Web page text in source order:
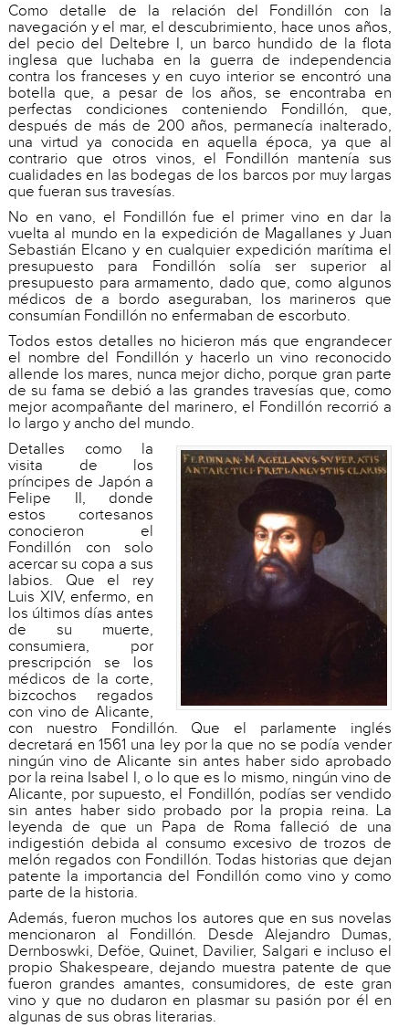
Como detalle de la relación del Fondillón con la
navegación y el mar, el descubrimiento, hace unos años,
del pecio del Deltebre I, un barco hundido de la flota
inglesa que luchaba en la guerra de independencia
contra los franceses y en cuyo interior se encontró una
botella que, a pesar de los años, se encontraba en
perfectas condiciones conteniendo Fondillón, que,
después de más de 200 años, permanecía inalterado,
una virtud ya conocida en aquella época, ya que al
contrario que otros vinos, el Fondillón mantenía sus
cualidades en las bodegas de los barcos por muy largas
que fueran sus travesías.
No en vano, el Fondillón fue el primer vino en dar la
vuelta al mundo en la expedición de Magallanes y Juan
Sebastián Elcano y en cualquier expedición marítima el
presupuesto para Fondillón solía ser superior al
presupuesto para armamento, dado que, como algunos
médicos de a bordo aseguraban, los marineros que
consumían Fondillón no enfermaban de escorbuto.
Todos estos detalles no hicieron más que engrandecer
el nombre del Fondillón y hacerlo un vino reconocido
allende los mares, nunca mejor dicho, porque gran parte
de su fama se debió a las grandes travesías que, como
mejor acompañante del marinero, el Fondillón recorrió a
lo largo y ancho del mundo.
Detalles como la
visita de los
príncipes de Japón a
Felipe II, donde
estos cortesanos
conocieron el
Fondillón con solo
acercar su copa a sus
labios. Que el rey
Luis XIV, enfermo, en
los últimos días antes
de su muerte,
consumiera, por
prescripción se los
médicos de la corte,
bizcochos regados
con vino de Alicante,
con nuestro Fondillón. Que el parlamente inglés
decretará en 1561 una ley por la que no se podía vender
ningún vino de Alicante sin antes haber sido aprobado
por la reina Isabel I, o lo que es lo mismo, ningún vino de
Alicante, por supuesto, el Fondillón, podías ser vendido
sin antes haber sido probado por la propia reina. La
leyenda de que un Papa de Roma falleció de una
indigestión debida al consumo excesivo de trozos de
melón regados con Fondillón. Todas historias que dejan
patente la importancia del Fondillón como vino y como
parte de la historia.
Además, fueron muchos los autores que en sus novelas
mencionaron al Fondillón. Desde Alejandro Dumas,
Dernboswki, Deföe, Quinet, Davilier, Salgari e incluso el
propio Shakespeare, dejando muestra patente de que
fueron grandes amantes, consumidores, de este gran
vino y que no dudaron en plasmar su pasión por él en
algunas de sus obras literarias.